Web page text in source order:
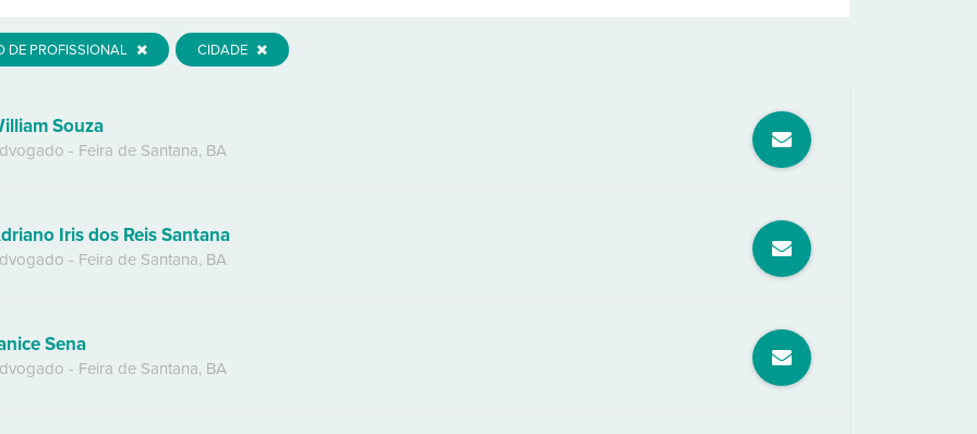
DE PROFISSIONAL CIDADE
Souza
- Feira de Santana, BA
Iris dos Reis Santana
- Feira de Santana, BA
Sena
- Feira de Santana, BA